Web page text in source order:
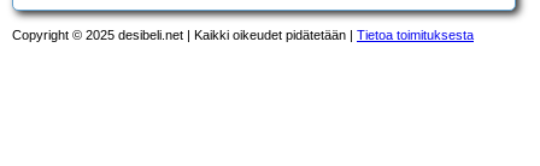
Copyright © 2025 desibeli.net | Kaikki oikeudet pidätetään | Tietoa toimituksesta